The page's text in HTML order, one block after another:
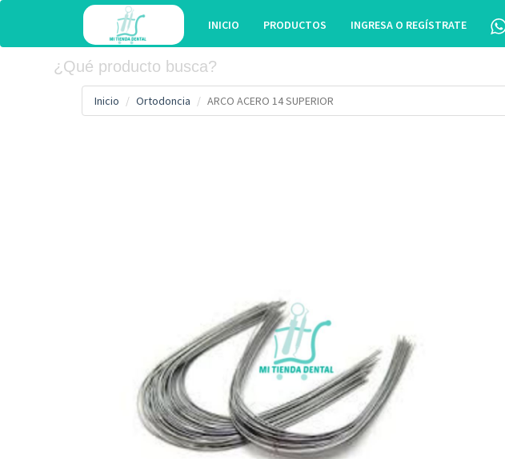
INICIO PRODUCTOS INGRESA O REGÍSTRATE
Inicio Ortodoncia ARCO ACERO 14 SUPERIOR